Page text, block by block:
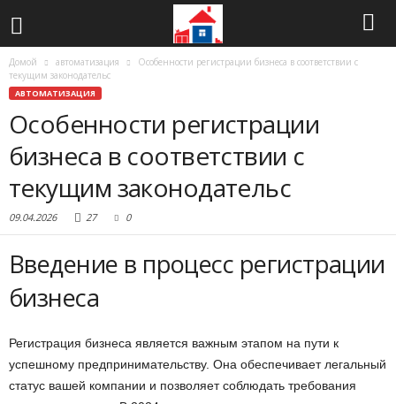
Домой автоматизация
Особенности регистрации бизнеса в соответствии с
текущим законодательс
АВТОМАТИЗАЦИЯ
Особенности регистрации
бизнеса в соответствии с
текущим законодательс
09.04.2026 27 0
Введение в процесс регистрации
бизнеса
Регистрация бизнеса является важным этапом на пути к
успешному предпринимательству. Она обеспечивает легальный
статус вашей компании и позволяет соблюдать требования